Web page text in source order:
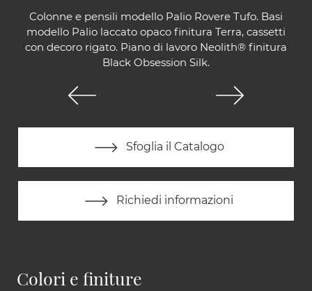
Colonne e pensili modello Palio Rovere Tufo. Basi
modello Palio laccato opaco finitura Terra, cassetti
con decoro rigato. Piano di lavoro Neolith® finitura
Black Obsession Silk.
Sfoglia il Catalogo
Richiedi informazioni
Colori e finiture